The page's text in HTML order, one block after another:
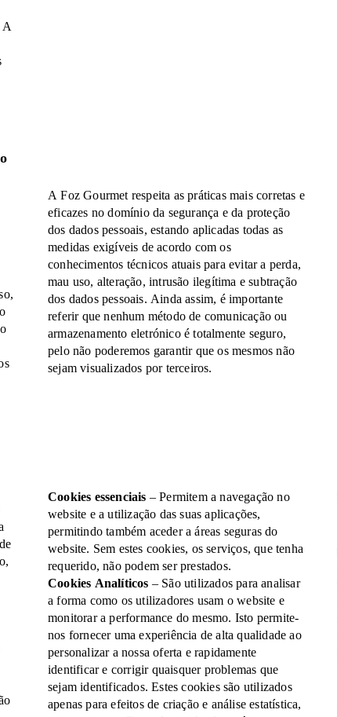
A
A Foz Gourmet respeita as práticas mais corretas e
eficazes no domínio da segurança e da proteção
dos dados pessoais, estando aplicadas todas as
medidas exigíveis de acordo com os
conhecimentos técnicos atuais para evitar a perda,
mau uso, alteração, intrusão ilegítima e subtração
dos dados pessoais. Ainda assim, é importante
referir que nenhum método de comunicação ou
armazenamento eletrónico é totalmente seguro,
pelo não poderemos garantir que os mesmos não
sejam visualizados por terceiros.
Cookies essenciais – Permitem a navegação no
website e a utilização das suas aplicações,
permitindo também aceder a áreas seguras do
website. Sem estes cookies, os serviços, que tenha
requerido, não podem ser prestados.
Cookies Analíticos – São utilizados para analisar
a forma como os utilizadores usam o website e
monitorar a performance do mesmo. Isto permite-
nos fornecer uma experiência de alta qualidade ao
personalizar a nossa oferta e rapidamente
identificar e corrigir quaisquer problemas que
sejam identificados. Estes cookies são utilizados
apenas para efeitos de criação e análise estatística,